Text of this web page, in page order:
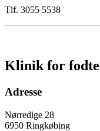
Tlf. 3055 5538
Klinik for
Adresse
Nørredige 28
6950 Ringkøbing